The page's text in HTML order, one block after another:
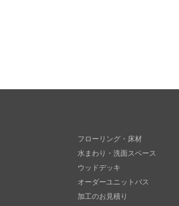
フローリング・床材
水まわり・洗面スペース
ウッドデッキ
オーダーユニットバス
加工のお見積り